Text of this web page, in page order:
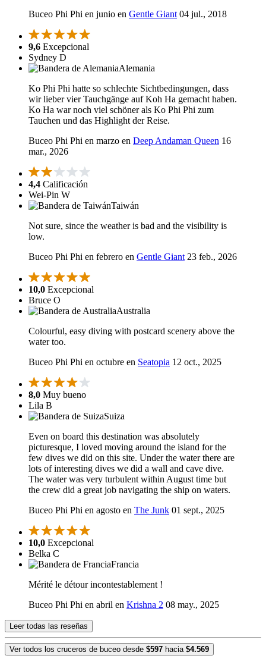
Buceo Phi Phi en junio en Gentle Giant 04 jul., 2018
9,6 Excepcional
Sydney D
Alemania
Ko Phi Phi hatte so schlechte Sichtbedingungen, dass
wir lieber vier Tauchgänge auf Koh Ha gemacht haben.
Ko Ha war noch viel schöner als Ko Phi Phi zum
Tauchen und das Highlight der Reise.
Buceo Phi Phi en marzo en Deep Andaman Queen 16
mar., 2026
4,4 Calificación
Wei-Pin W
Taiwán
Not sure, since the weather is bad and the visibility is
low.
Buceo Phi Phi en febrero en Gentle Giant 23 feb., 2026
10,0 Excepcional
Bruce O
Australia
Colourful, easy diving with postcard scenery above the
water too.
Buceo Phi Phi en octubre en Seatopia 12 oct., 2025
8,0 Muy bueno
Lila B
Suiza
Even on board this destination was absolutely
picturesque, I loved moving around the island for the
few dives we did on this site. Under the water there are
lots of interesting dives we did a wall and cave dive.
The water was very turbulent within August time but
the crew did a great job navigating the ship on waters.
Buceo Phi Phi en agosto en The Junk 01 sept., 2025
10,0 Excepcional
Belka C
Francia
Mérité le détour incontestablement !
Buceo Phi Phi en abril en Krishna 2 08 may., 2025
Leer todas las reseñas
Ver todos los cruceros de buceo desde $597 hacia $4.569